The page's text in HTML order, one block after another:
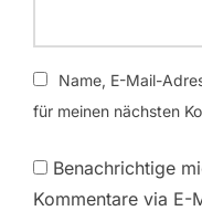
Name, E-Mail-
für meinen nächsten
Benachrichtige
Kommentare via E-